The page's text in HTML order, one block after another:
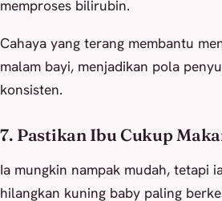
memproses bilirubin.
Cahaya yang terang membantu
malam bayi, menjadikan pola
konsisten.
7. Pastikan Ibu Cukup
Ia mungkin nampak mudah, tetapi
hilangkan kuning baby paling